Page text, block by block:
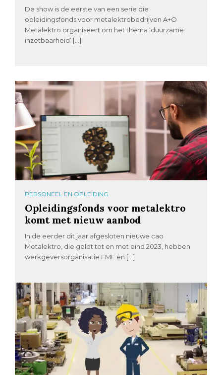
De show is de eerste van een serie die
opleidingsfonds voor metalektrobedrijven A+O
Metalektro organiseert om het thema ‘duurzame
inzetbaarheid’ […]
PERSONEEL EN OPLEIDING
Opleidingsfonds voor metalektro
komt met nieuw aanbod
In de eerder dit jaar afgesloten nieuwe cao
Metalektro, die geldt tot en met eind 2023, hebben
werkgeversorganisatie FME en […]